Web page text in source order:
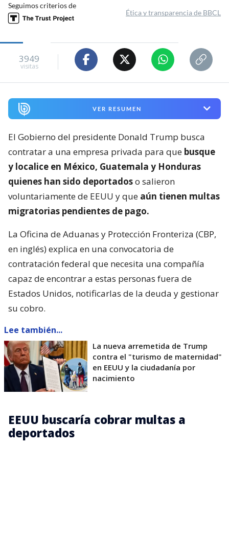
Seguimos criterios de
Ética y transparencia de BBCL
3949
visitas
VER RESUMEN
El Gobierno del presidente Donald Trump busca
contratar a una empresa privada para que busque
y localice en México, Guatemala y Honduras
quienes han sido deportadoso salieron
voluntariamente de EEUU y que aún tienen multas
migratorias pendientes de pago.
La Oficina de Aduanas y Protección Fronteriza (CBP,
en inglés) explica en una convocatoria de
contratación federal que necesita una compañía
capaz de encontrar a estas personas fuera de
Estados Unidos, notificarlas de la deuda y gestionar
su cobro.
Lee también...
La nueva arremetida de Trump
contra el "turismo de maternidad"
en EEUU y la ciudadanía por
nacimiento
EEUU buscaría cobrar multas a
deportados